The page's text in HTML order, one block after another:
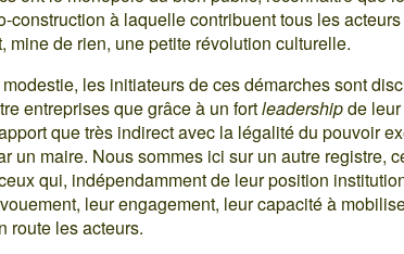
construction à laquelle contribuent tous les
mine de rien, une petite révolution culturelle.
modestie, les initiateurs de ces démarches sont
entreprises que grâce à un fortleadershipde
que très indirect avec la légalité du pouvoir
un maire. Nous sommes ici sur un autre registre,
qui, indépendamment de leur position
leur engagement, leur capacité à
route les acteurs.